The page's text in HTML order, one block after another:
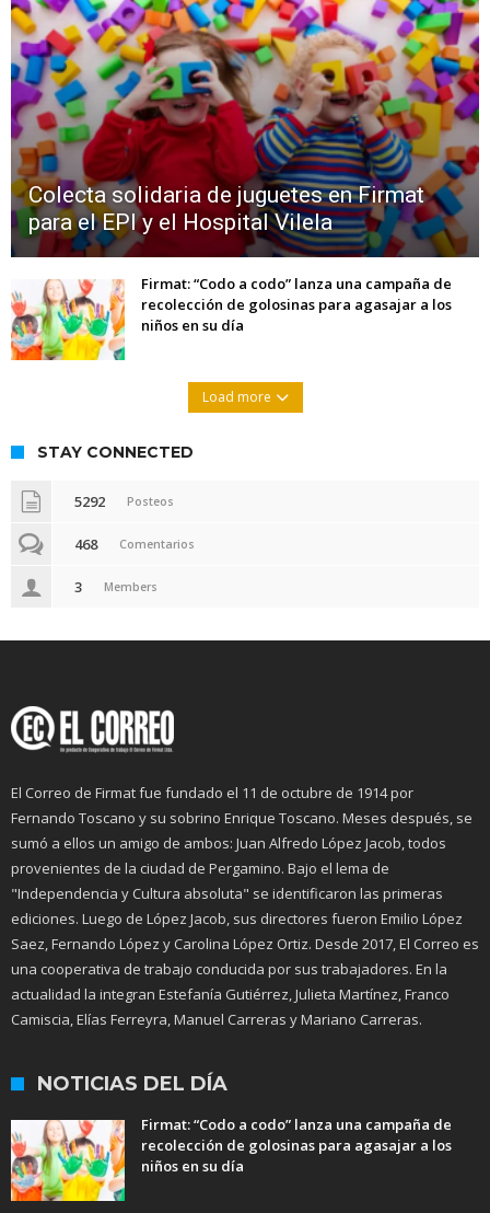
Colecta solidaria de juguetes en Firmat
para el EPI y el Hospital Vilela
Firmat: “Codo a codo” lanza una campaña de
recolección de golosinas para agasajar a los
niños en su día
Load more
STAY CONNECTED
5292 Posteos
468 Comentarios
3 Members
El Correo de Firmat fue fundado el 11 de octubre de 1914 por
Fernando Toscano y su sobrino Enrique Toscano. Meses después, se
sumó a ellos un amigo de ambos: Juan Alfredo López Jacob, todos
provenientes de la ciudad de Pergamino. Bajo el lema de
"Independencia y Cultura absoluta" se identificaron las primeras
ediciones. Luego de López Jacob, sus directores fueron Emilio López
Saez, Fernando López y Carolina López Ortiz. Desde 2017, El Correo es
una cooperativa de trabajo conducida por sus trabajadores. En la
actualidad la integran Estefanía Gutiérrez, Julieta Martínez, Franco
Camiscia, Elías Ferreyra, Manuel Carreras y Mariano Carreras.
NOTICIAS DEL DÍA
Firmat: “Codo a codo” lanza una campaña de
recolección de golosinas para agasajar a los
niños en su día